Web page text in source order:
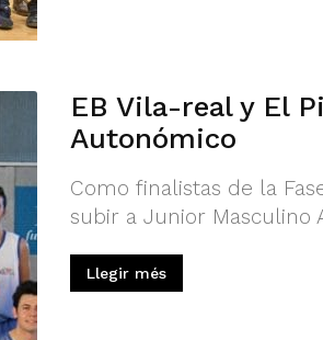
EB Vila-real y El
Autonómico
Como finalistas de la
subir a Junior Masculino
Llegir més